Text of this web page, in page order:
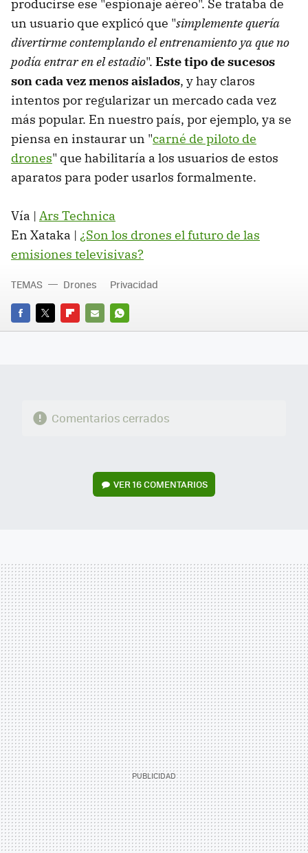
producirse ese "espionaje aéreo". Se trataba de
un usuario que explicó que "simplemente quería
divertirme contemplando el entrenamiento ya que no
podía entrar en el estadio". Este tipo de sucesos
son cada vez menos aislados, y hay claros
intentos por regularizar un mercado cada vez
más popular. En nuestro país, por ejemplo, ya se
piensa en instaurar un "carné de piloto de
drones" que habilitaría a los usuarios de estos
aparatos para poder usarlos formalmente.
Vía | Ars Technica
En Xataka | ¿Son los drones el futuro de las
emisiones televisivas?
FACEBOOK
TWITTERFLIPBOARD
E-
WHATSAPP
TEMAS Drones Privacidad
Comentarios cerrados
VER16 COMENTARIOS